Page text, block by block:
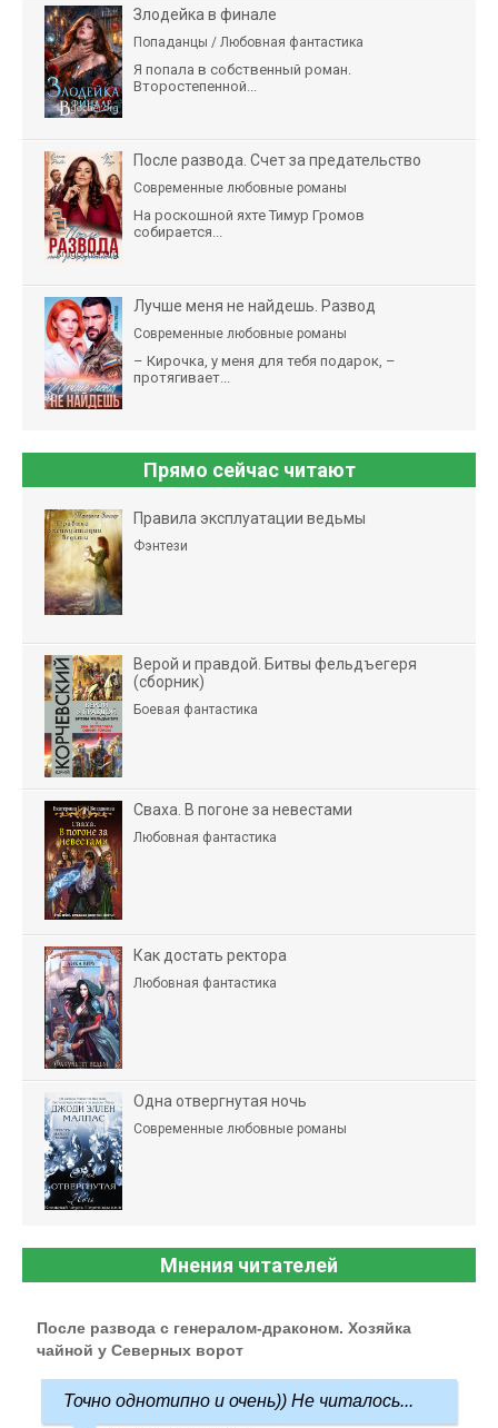
Злодейка в финале
Попаданцы / Любовная фантастика
Я попала в собственный роман.
Второстепенной...
После развода. Счет за предательство
Современные любовные романы
На роскошной яхте Тимур Громов
собирается...
Лучше меня не найдешь. Развод
Современные любовные романы
– Кирочка, у меня для тебя подарок, –
протягивает...
Прямо сейчас читают
Правила эксплуатации ведьмы
Фэнтези
Верой и правдой. Битвы фельдъегеря
(сборник)
Боевая фантастика
Сваха. В погоне за невестами
Любовная фантастика
Как достать ректора
Любовная фантастика
Одна отвергнутая ночь
Современные любовные романы
Мнения читателей
После развода с генералом-драконом. Хозяйка
чайной у Северных ворот
Точно однотипно и очень)) Не читалось...